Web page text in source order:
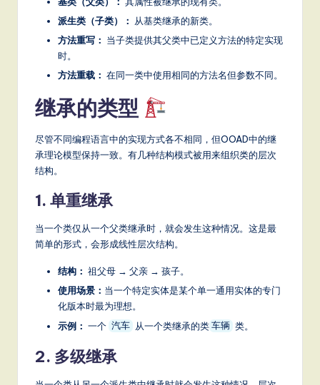
o
ft
w
ig
派生类（子类）：
从基类继承的新类。
方法重写： 当子类提供其父类中已定义方法的特定实现
时。
方法重载： 在同一类中使用相同的方法名但参数不同。
继承的类型
尽管不同编程语言中的实现方式各不相同，但OOAD中的继
承理论模型保持一致。有几种结构模式被用来组织类的层次
结构。
1. 单重继承
当一个类仅从一个父类继承时，就会发生这种情况。这是最
简单的形式，会形成线性层次结构。
结构： 祖父母 → 父亲 → 孩子。
使用场景： 当一个特定实体是某个单一通用实体的专门
化版本时最为理想。
示例： 一个 汽车 从一个类继承的类 车辆 类。
2. 多级继承